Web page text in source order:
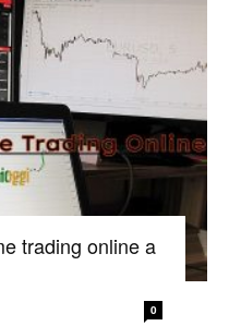
trading online a
0